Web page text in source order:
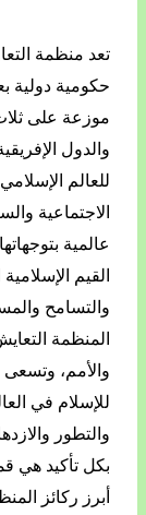
موزعة على
والدول
للعالم
الاجتماعية
عالمية
القيم
والتسامح
المنظمة
والأمم،
للإسلام في
والتطور
بكل تأكيد هي
أبرز ركائز